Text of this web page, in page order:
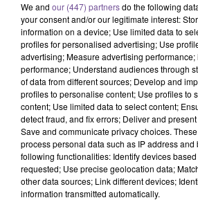
6h17
6h17
PINK
Whatever You Want
6h13
6h13
TEDDY SWIMS
Mr Know It All
6h03
6h03 5h57
5h57
We and our (447) partnersdo the following
your consent and/or our legitimate interest:
information on a device; Use limited data to
profiles for personalised advertising; Use
advertising; Measure advertising
performance; Understand audiences through
of data from different sources; Develop and
profiles to personalise content; Use profiles to
content; Use limited data to select content;
detect fraud, and fix errors; Deliver and
Save and communicate privacy choices.
process personal data such as IP address and
following functionalities: Identify devices
requested; Use precise geolocation data;
other data sources; Link different devices;
information transmitted automatically.